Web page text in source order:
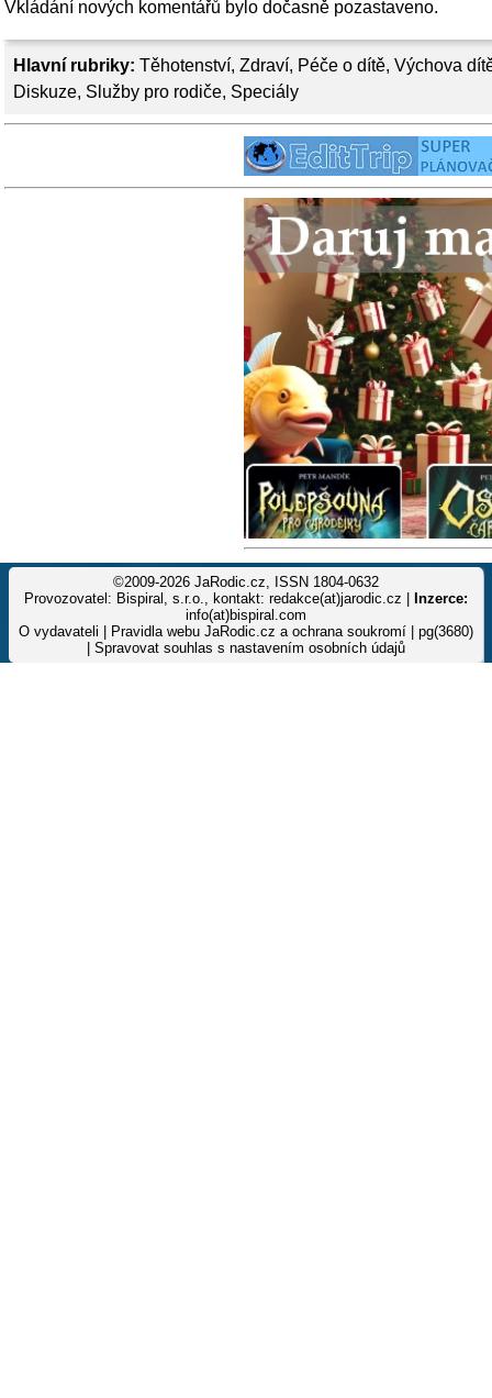
Hlavní rubriky: Těhotenství, Zdraví, Péče o dítě, Výchova
Diskuze, Služby pro rodiče, Speciály
Vkládání nových komentářů bylo dočasně pozastaveno.
©2009-2026 JaRodic.cz, ISSN 1804-0632
Provozovatel: Bispiral, s.r.o., kontakt: redakce(at)jarodic.cz |
Inzerce:
info(at)bispiral.com
O vydavateli
Pravidla webu JaRodic.cz a ochrana soukromí | pg(3680)
Spravovat souhlas s nastavením osobních údajů